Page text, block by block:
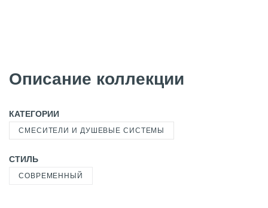
Описание коллекции
КАТЕГОРИИ
СМЕСИТЕЛИ И ДУШЕВЫЕ СИСТЕМЫ
СТИЛЬ
СОВРЕМЕННЫЙ